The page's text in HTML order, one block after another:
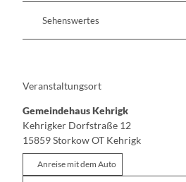
Sehenswertes
Veranstaltungsort
Gemeindehaus Kehrigk
Kehrigker Dorfstraße 12
15859Storkow OT Kehrigk
Anreise mit dem Auto